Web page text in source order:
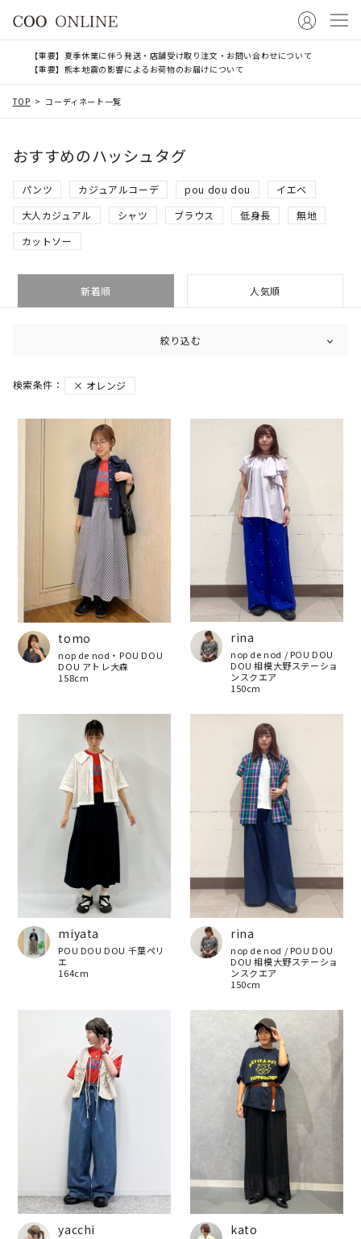
【重要】夏季休業に伴う発送・店舗受け取り注文・お問い合わせについて
【重要】熊本地震の影響によるお荷物のお届けについて
TOP コーディネート一覧
おすすめのハッシュタグ
パンツ カジュアルコーデ pou dou dou
イエベ
大人カジュアル
シャツ ブラウス 低身長
無地
カットソー
新着順 人気順
絞り込む
オレンジ
tomo
nop de nod・POU DOU
DOU アトレ大森
158cm
rina
nop de nod / POU DOU
DOU 相模大野ステーショ
ンスクエア
150cm
miyata
POU DOU DOU 千葉ペリ
エ
164cm
rina
nop de nod / POU DOU
DOU 相模大野ステーショ
ンスクエア
150cm
yacchi kato